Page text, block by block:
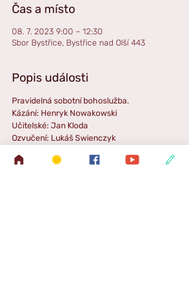
Čas a místo
08. 7. 2023 9:00 – 12:30
Sbor Bystřice, Bystřice nad Olší 443
Popis události
Pravidelná sobotní bohoslužba.
Kázání: Henryk Nowakowski
Učitelské: Jan Kloda
Ozvučení: Lukáš Swienczyk
Příběh pro děti: Veronika Pimková